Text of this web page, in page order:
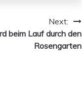
Next:
beim Lauf durch den
Rosengarten